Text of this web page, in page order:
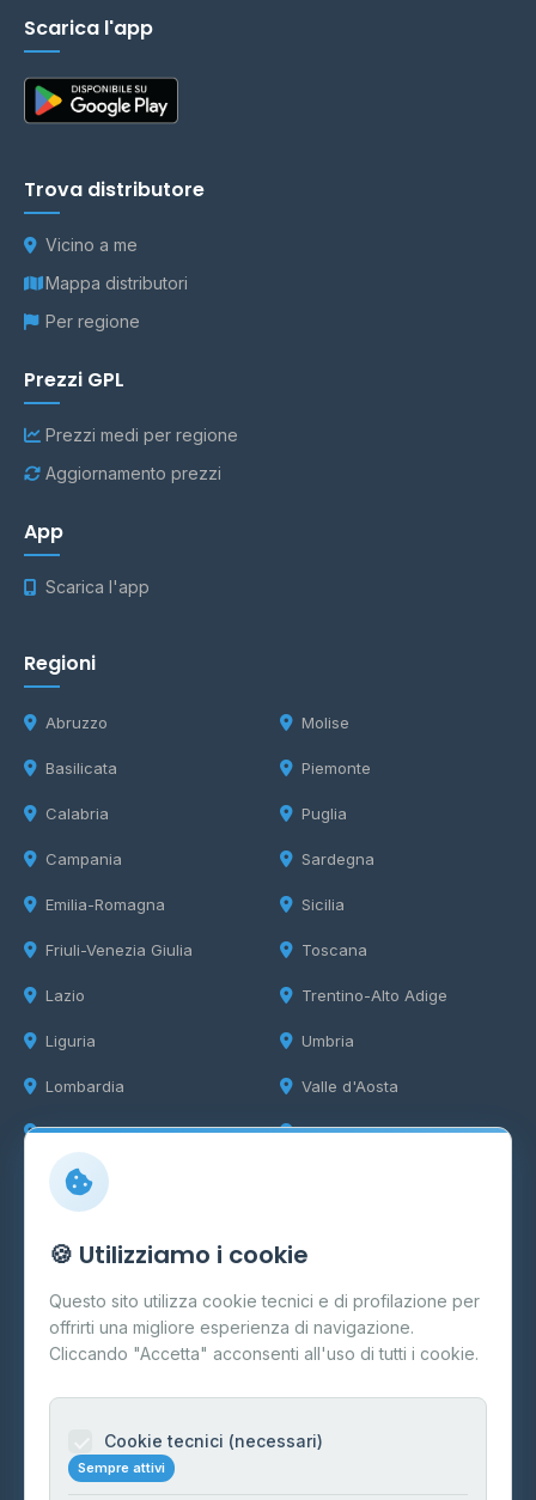
Scarica l'app
Trova distributore
Vicino a me
Mappa distributori
Per regione
Prezzi GPL
Prezzi medi per regione
Aggiornamento prezzi
App
Scarica l'app
Regioni
Abruzzo
Basilicata
Calabria
Campania
Emilia-Romagna
Friuli-Venezia Giulia
Lazio
Liguria
Lombardia
Marche
Molise
Piemonte
Puglia
Sardegna
Sicilia
Toscana
Trentino-Alto Adige
Umbria
Valle d'Aosta
Veneto
Info
Cos'è il GPL
FAQ
Contatti
Informazioni legali
🍪 Utilizziamo i cookie
Questo sito utilizza cookie tecnici e di profilazione per
offrirti una migliore esperienza di navigazione.
Cliccando "Accetta" acconsenti all'uso di tutti i cookie.
Cookie tecnici (necessari)
Sempre attivi